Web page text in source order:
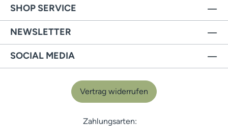
SHOP SERVICE
NEWSLETTER
SOCIAL MEDIA
Vertrag widerrufen
Zahlungsarten: